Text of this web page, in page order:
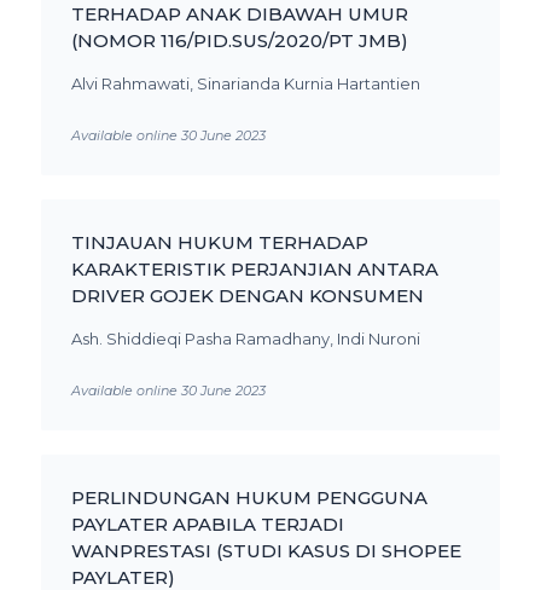
TERHADAP ANAK DIBAWAH UMUR
(NOMOR 116/PID.SUS/2020/PT JMB)
Alvi Rahmawati, Sinarianda Kurnia Hartantien
Available online 30 June 2023
TINJAUAN HUKUM TERHADAP
KARAKTERISTIK PERJANJIAN ANTARA
DRIVER GOJEK DENGAN KONSUMEN
Ash. Shiddieqi Pasha Ramadhany, Indi Nuroni
Available online 30 June 2023
PERLINDUNGAN HUKUM PENGGUNA
PAYLATER APABILA TERJADI
WANPRESTASI (STUDI KASUS DI SHOPEE
PAYLATER)